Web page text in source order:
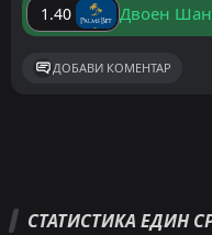
1.40 Двоен
ДОБАВИ КОМЕНТАР
СТАТИСТИКА ЕДИН